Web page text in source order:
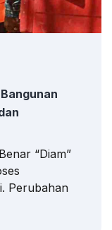
“Diam”
Perubahan